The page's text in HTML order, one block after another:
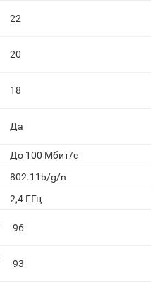
22
20
18
Да
До 100 Мбит/с
802.11b/g/n
2,4 ГГц
-96
-93